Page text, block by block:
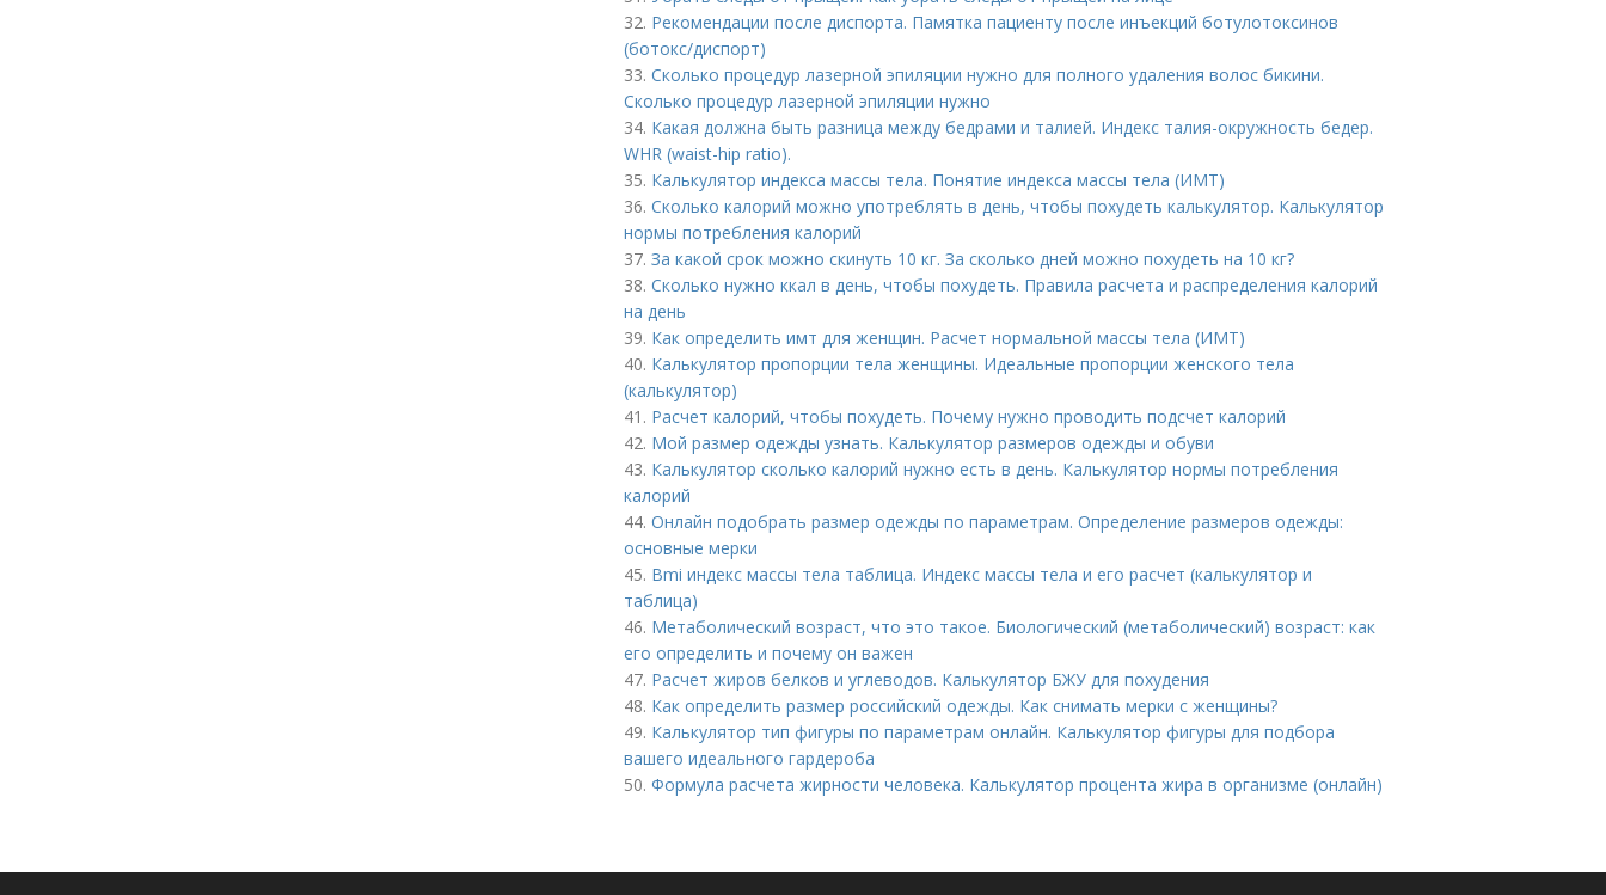
32. Рекомендации после диспорта. Памятка пациенту после инъекций ботулотоксинов
(ботокс/диспорт)
33. Сколько процедур лазерной эпиляции нужно для полного удаления волос бикини.
Сколько процедур лазерной эпиляции нужно
34. Какая должна быть разница между бедрами и талией. Индекс талия-окружность бедер.
WHR (waist-hip ratio).
35. Калькулятор индекса массы тела. Понятие индекса массы тела (ИМТ)
36. Сколько калорий можно употреблять в день, чтобы похудеть калькулятор. Калькулятор
нормы потребления калорий
37. За какой срок можно скинуть 10 кг. За сколько дней можно похудеть на 10 кг?
38. Сколько нужно ккал в день, чтобы похудеть. Правила расчета и распределения калорий
на день
39. Как определить имт для женщин. Расчет нормальной массы тела (ИМТ)
40. Калькулятор пропорции тела женщины. Идеальные пропорции женского тела
(калькулятор)
41. Расчет калорий, чтобы похудеть. Почему нужно проводить подсчет калорий
42. Мой размер одежды узнать. Калькулятор размеров одежды и обуви
43. Калькулятор сколько калорий нужно есть в день. Калькулятор нормы потребления
калорий
44. Онлайн подобрать размер одежды по параметрам. Определение размеров одежды:
основные мерки
45. Bmi индекс массы тела таблица. Индекс массы тела и его расчет (калькулятор и
таблица)
46. Метаболический возраст, что это такое. Биологический (метаболический) возраст: как
его определить и почему он важен
47. Расчет жиров белков и углеводов. Калькулятор БЖУ для похудения
48. Как определить размер российский одежды. Как снимать мерки с женщины?
49. Калькулятор тип фигуры по параметрам онлайн. Калькулятор фигуры для подбора
вашего идеального гардероба
50. Формула расчета жирности человека. Калькулятор процента жира в организме (онлайн)